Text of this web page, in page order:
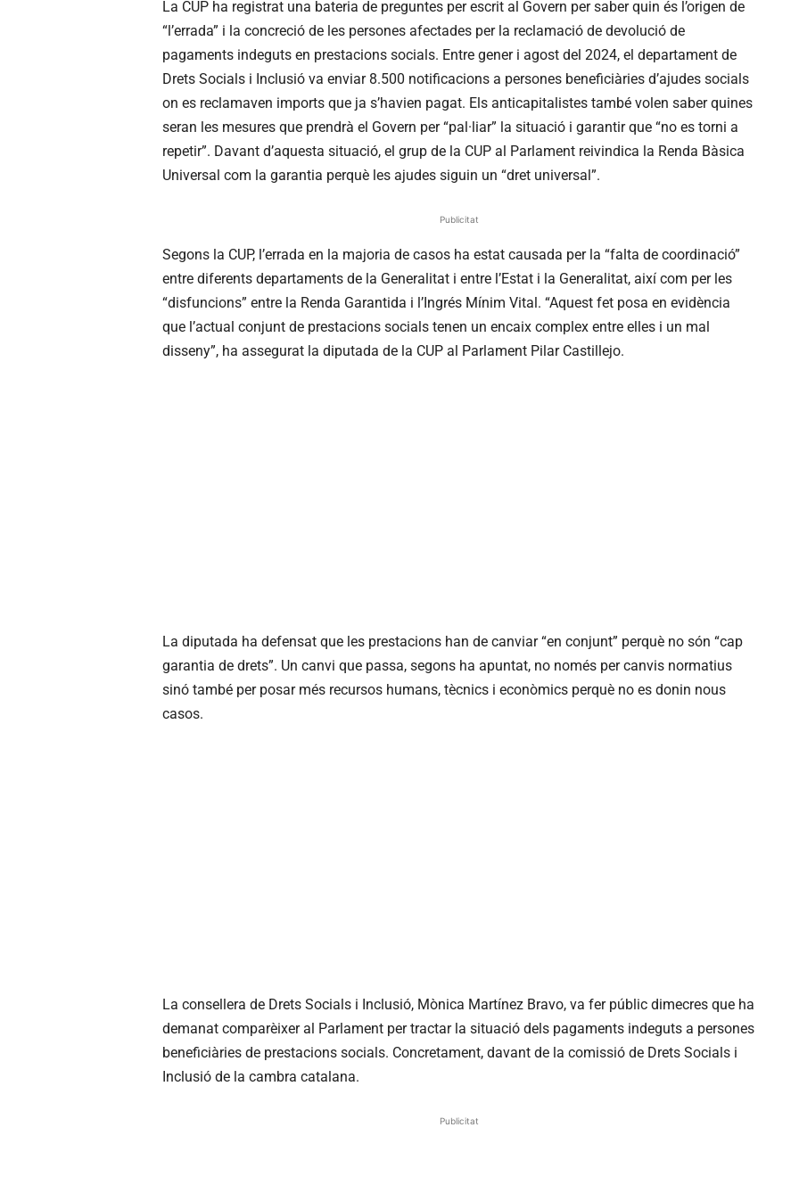
La CUP ha registrat una bateria de preguntes per escrit al Govern per saber quin és l’origen de
“l’errada” i la concreció de les persones afectades per la reclamació de devolució de
pagaments indeguts en prestacions socials. Entre gener i agost del 2024, el departament de
Drets Socials i Inclusió va enviar 8.500 notificacions a persones beneficiàries d’ajudes socials
on es reclamaven imports que ja s’havien pagat. Els anticapitalistes també volen saber quines
seran les mesures que prendrà el Govern per “pal·liar” la situació i garantir que “no es torni a
repetir”. Davant d’aquesta situació, el grup de la CUP al Parlament reivindica la Renda Bàsica
Universal com la garantia perquè les ajudes siguin un “dret universal”.
Publicitat
Segons la CUP, l’errada en la majoria de casos ha estat causada per la “falta de coordinació”
entre diferents departaments de la Generalitat i entre l’Estat i la Generalitat, així com per les
“disfuncions” entre la Renda Garantida i l’Ingrés Mínim Vital. “Aquest fet posa en evidència
que l’actual conjunt de prestacions socials tenen un encaix complex entre elles i un mal
disseny”, ha assegurat la diputada de la CUP al Parlament Pilar Castillejo.
La diputada ha defensat que les prestacions han de canviar “en conjunt” perquè no són “cap
garantia de drets”. Un canvi que passa, segons ha apuntat, no només per canvis normatius
sinó també per posar més recursos humans, tècnics i econòmics perquè no es donin nous
casos.
La consellera de Drets Socials i Inclusió, Mònica Martínez Bravo, va fer públic dimecres que ha
demanat comparèixer al Parlament per tractar la situació dels pagaments indeguts a persones
beneficiàries de prestacions socials. Concretament, davant de la comissió de Drets Socials i
Inclusió de la cambra catalana.
Publicitat